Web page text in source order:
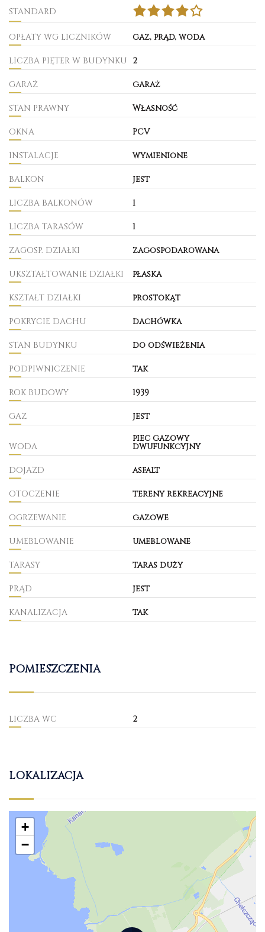
STANDARD
OPŁATY WG LICZNIKÓW gaz, prąd, woda
LICZBA PIĘTER W BUDYNKU 2
GARAŻ garaż
STAN PRAWNY Własność
OKNA PCV
INSTALACJE wymienione
BALKON jest
LICZBA BALKONÓW 1
LICZBA TARASÓW 1
ZAGOSP. DZIAŁKI zagospodarowana
UKSZTAŁTOWANIE DZIAŁKI płaska
KSZTAŁT DZIAŁKI prostokąt
POKRYCIE DACHU dachówka
STAN BUDYNKU do odświeżenia
PODPIWNICZENIE tak
ROK BUDOWY 1939
GAZ jest
WODA
piec gazowy
dwufunkcyjny
DOJAZD asfalt
OTOCZENIE tereny rekreacyjne
OGRZEWANIE gazowe
UMEBLOWANIE umeblowane
TARASY taras duży
PRĄD jest
KANALIZACJA tak
POMIESZCZENIA
LICZBA WC 2
LOKALIZACJA
+
−